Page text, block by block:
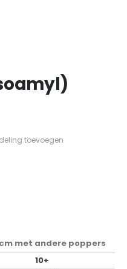
toevoegen
icm met andere poppers
10+